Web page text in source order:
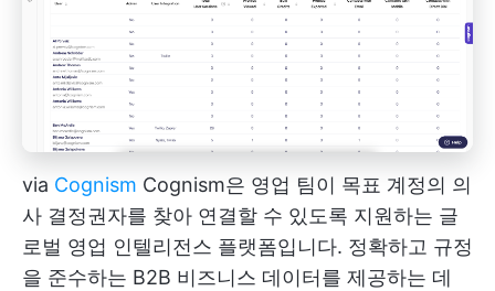
via Cognism Cognism은 영업 팀이 목표 계정의 의
사 결정권자를 찾아 연결할 수 있도록 지원하는 글
로벌 영업 인텔리전스 플랫폼입니다. 정확하고 규정
을 준수하는 B2B 비즈니스 데이터를 제공하는 데